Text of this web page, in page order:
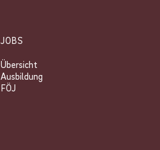
JOBS
Übersicht
Ausbildung
FÖJ